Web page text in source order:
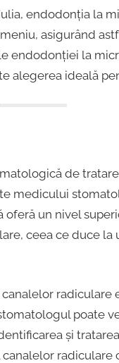
endodonția la
asigurând
endodonției la
alegerea ideală
de
medicului
un nivel
ceea ce duce
poate
și